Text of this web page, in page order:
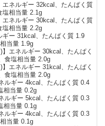
エネルギー 32kcal、たんぱく質
塩相当量 2.1g
エネルギー 30kcal、たんぱく質
塩相当量 2.2g
ギー 31kcal、たんぱく質 1.9
当量 1.9g
】エネルギー 30kcal、たんぱく
食塩相当量 2.0g
】エネルギー 31kcal、たんぱく
食塩相当量 2.0g
ルギー 4kcal、たんぱく質 0.4
相当量 0.2g
ルギー 5kcal、たんぱく質 0.3
相当量 0.1g
ルギー 4kcal、たんぱく質 0.3
当量 0.1g